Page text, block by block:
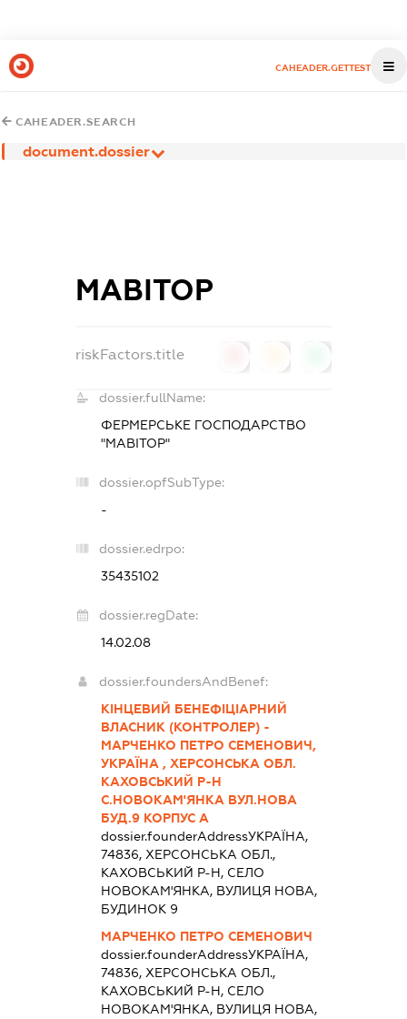
CAHEADER.GETTEST
CAHEADER.SEARCH
document.dossier
МАВІТОР
riskFactors.title
dossier.fullName:
ФЕРМЕРСЬКЕ ГОСПОДАРСТВО
"МАВІТОР"
dossier.opfSubType:
-
dossier.edrpo:
35435102
dossier.regDate:
14.02.08
dossier.foundersAndBenef:
КІНЦЕВИЙ БЕНЕФІЦІАРНИЙ
ВЛАСНИК (КОНТРОЛЕР) -
МАРЧЕНКО ПЕТРО СЕМЕНОВИЧ,
УКРАЇНА , ХЕРСОНСЬКА ОБЛ.
КАХОВСЬКИЙ Р-Н
С.НОВОКАМ'ЯНКА ВУЛ.НОВА
БУД.9 КОРПУС А
dossier.founderAddressУКРАЇНА,
74836, ХЕРСОНСЬКА ОБЛ.,
КАХОВСЬКИЙ Р-Н, СЕЛО
НОВОКАМ'ЯНКА, ВУЛИЦЯ НОВА,
БУДИНОК 9
МАРЧЕНКО ПЕТРО СЕМЕНОВИЧ
dossier.founderAddressУКРАЇНА,
74836, ХЕРСОНСЬКА ОБЛ.,
КАХОВСЬКИЙ Р-Н, СЕЛО
НОВОКАМ'ЯНКА, ВУЛИЦЯ НОВА,